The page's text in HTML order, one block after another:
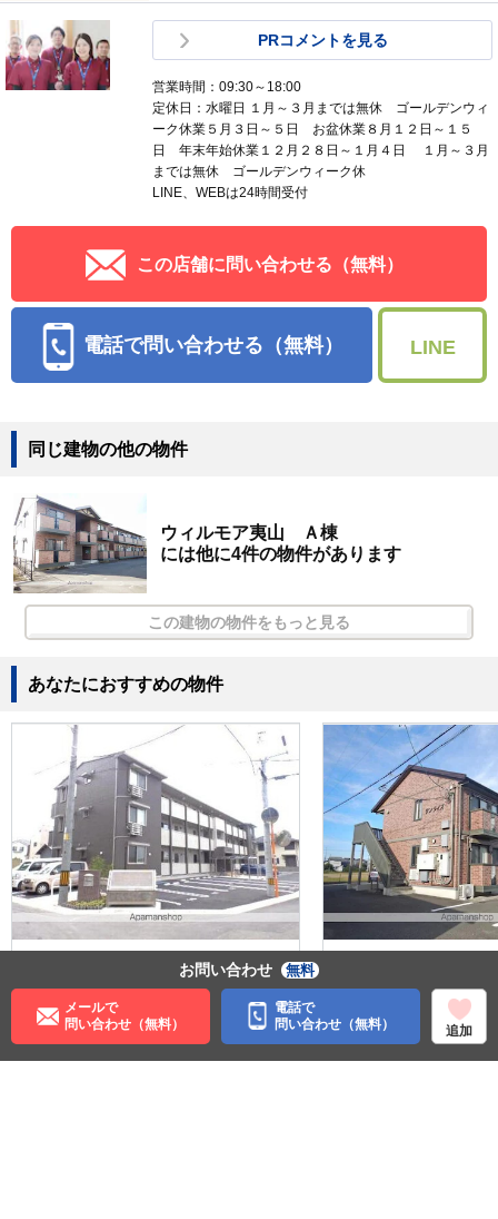
PRコメントを見る
営業時間：09:30～18:00
定休日：水曜日 １月～３月までは無休 ゴールデンウィ
ーク休業５月３日～５日 お盆休業８月１２日～１５
日 年末年始休業１２月２８日～１月４日 １月～３月
までは無休 ゴールデンウィーク休
LINE、WEBは24時間受付
この店舗に問い合わせる（無料）
電話で問い合わせる（無料） LINE
同じ建物の他の物件
ウィルモア夷山 Ａ棟
には他に4件の物件があります
この建物の物件をもっと見る
あなたにおすすめの物件
万円
42㎡
1LDK
－
40.1㎡
お問い合わせ 無料
メールで
問い合わせ（無料）
電話で
問い合わせ（無料）
追加